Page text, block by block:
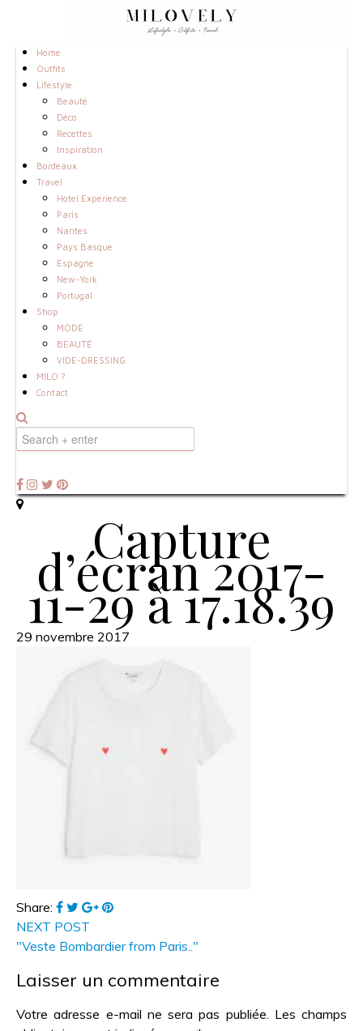
Home
Outfits
Lifestyle
Beauté
Déco
Recettes
Inspiration
Bordeaux
Travel
Hotel Experience
Paris
Nantes
Pays Basque
Espagne
New-York
Portugal
Shop
MODE
BEAUTÉ
VIDE-DRESSING
MILO ?
Contact
Capture
d’écran 2017-
11-29 à 17.18.39
29 novembre 2017
Share:
NEXT POST
"Veste Bombardier from Paris.."
Laisser un commentaire
Votre adresse e-mail ne sera pas publiée. Les champs